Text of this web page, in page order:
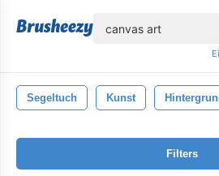
Segeltuch Kunst
Filters